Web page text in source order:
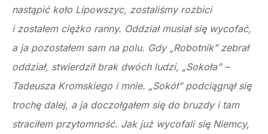
nastąpić koło Lipowszyc, zostaliśmy rozbici
i zostałem ciężko ranny. Oddział musiał się wycofać,
a ja pozostałem sam na polu. Gdy „Robotnik” zebrał
oddział, stwierdził brak dwóch ludzi, „Sokoła” –
Tadeusza Kromskiego i mnie. „Sokół” podciągnął się
trochę dalej, a ja doczołgałem się do bruzdy i tam
straciłem przytomność. Jak już wycofali się Niemcy,